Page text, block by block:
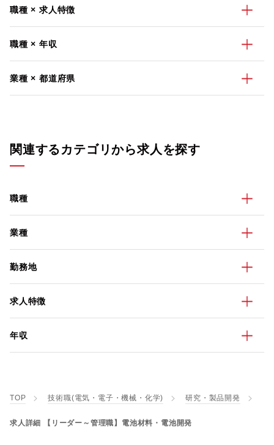
職種 × 求人特徴
職種 × 年収
業種 × 都道府県
関連するカテゴリから求人を探す
職種
業種
勤務地
求人特徴
年収
TOP 技術職(電気・電子・機械・化学) 研究・製品開発
求人詳細 【リーダー～管理職】電池材料・電池開発